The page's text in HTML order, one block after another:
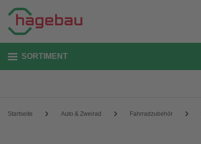
SORTIMENT
Startseite Auto & Zweirad Fahrradzubehör